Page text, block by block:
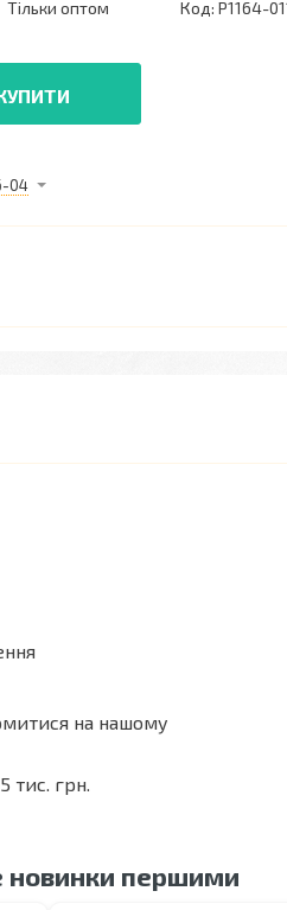
Тільки оптом Код: P1164-
04
на нашому
тис. грн.
новинки першими